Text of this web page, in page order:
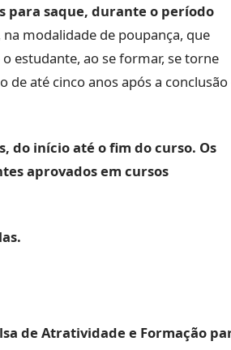
para saque, durante o período
na modalidade de poupança, que
estudante, ao se formar, se torne
de até cinco anos após a
do início até o fim do curso. Os
aprovados em cursos
de Atratividade e Formação